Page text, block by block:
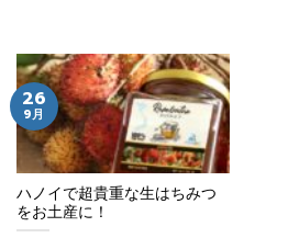
ハノイで超貴重な生はちみつ
をお土産に！
26
9月